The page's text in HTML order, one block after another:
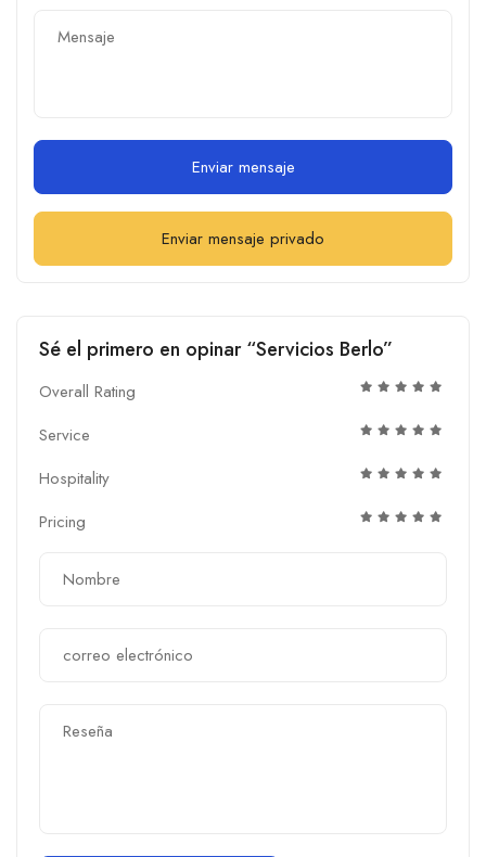
Enviar mensaje
Enviar mensaje privado
Sé el primero en opinar “Servicios Berlo”
Overall Rating
Service
Hospitality
Pricing